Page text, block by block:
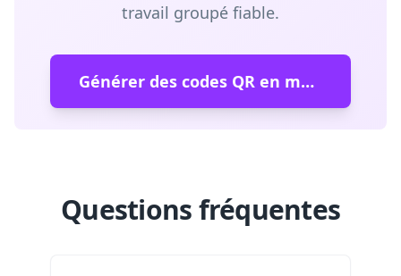
travail groupé fiable.
Générer des codes QR en masse
Questions fréquentes